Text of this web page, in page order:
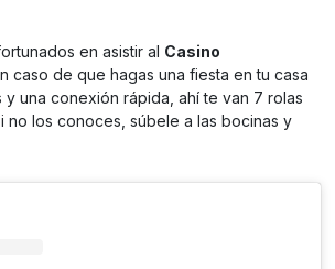
en asistir al Casino
caso de que hagas una fiesta en tu casa
una conexión rápida, ahí te van 7 rolas
no los conoces, súbele a las bocinas y